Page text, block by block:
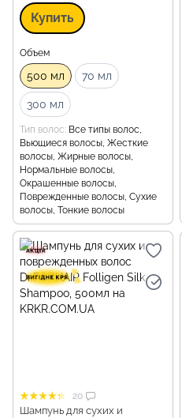
Купить
Объем
500 мл 70 мл
300 мл
Тип волос Все типы волос,
Вьющиеся волосы, Жесткие
волосы, Жирные волосы,
Нормальные волосы,
Окрашенные волосы,
Поврежденные волосы, Сухие
волосы, Тонкие волосы
20
Шампунь для сухих и